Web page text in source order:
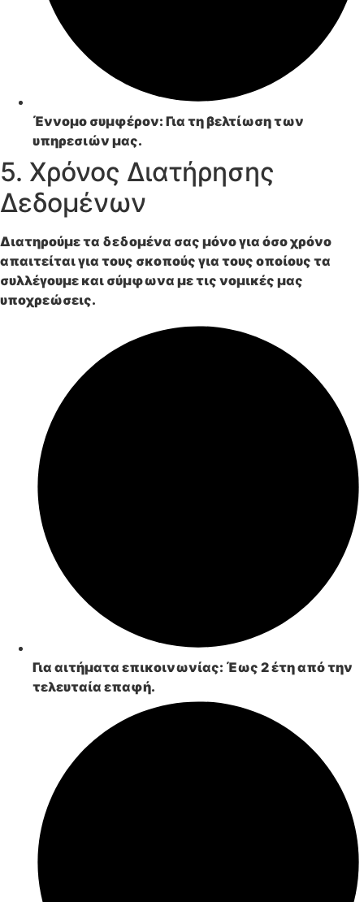
Έννομο συμφέρον: Για τη βελτίωση των
υπηρεσιών μας.
5. Χρόνος Διατήρησης
Δεδομένων
Διατηρούμε τα δεδομένα σας μόνο για όσο χρόνο
απαιτείται για τους σκοπούς για τους οποίους τα
συλλέγουμε και σύμφωνα με τις νομικές μας
υποχρεώσεις.
Για αιτήματα επικοινωνίας: Έως 2 έτη από την
τελευταία επαφή.